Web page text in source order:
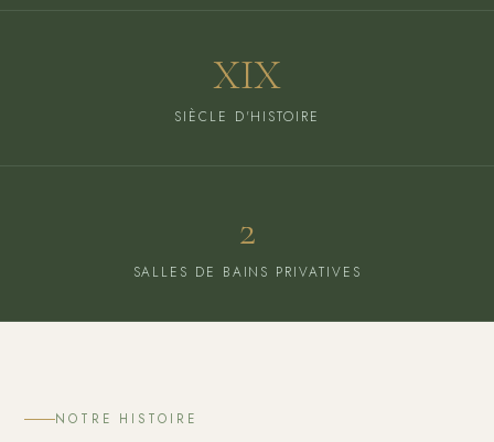
XIX
SIÈCLE D'HISTOIRE
2
SALLES DE BAINS PRIVATIVES
NOTRE HISTOIRE